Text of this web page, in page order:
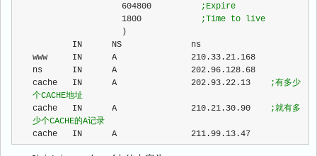
                  604800
; Expire
                  1800
;Time to live
                  )
        IN      NS              ns
www     IN      A               210.33.21.168
ns      IN      A               202.96.128.68
cache   IN      A               202.93.22.13
;有多少
个CACHE地址
cache   IN      A               210.21.30.90
;就有多
少个CACHE的A记录
cache   IN      A               211.99.13.47